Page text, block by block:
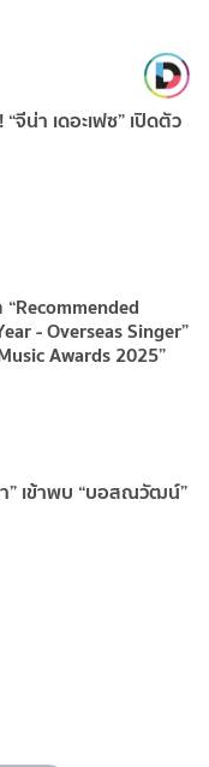
น่า เดอะเฟซ” เปิดตัว
- Overseas Singer”
Awards 2025”
” เข้าพบ “บอสณวัฒน์”